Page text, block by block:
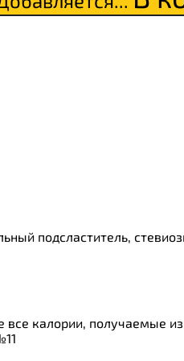
подсластитель,
калории, получаемые